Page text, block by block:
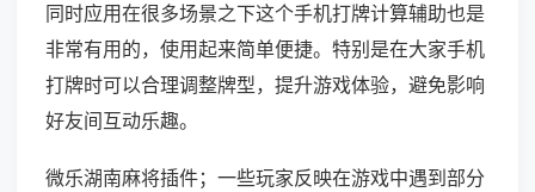
同时应用在很多场景之下这个手机打牌计算辅助也是
非常有用的，使用起来简单便捷。特别是在大家手机
打牌时可以合理调整牌型，提升游戏体验，避免影响
好友间互动乐趣。
微乐湖南麻将插件；一些玩家反映在游戏中遇到部分